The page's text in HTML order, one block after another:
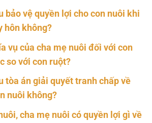
bảo vệ quyền lợi cho con nuôi khi
hôn không?
vụ của cha mẹ nuôi đối với con
so với con ruột?
tòa án giải quyết tranh chấp về
nuôi không?
cha mẹ nuôi có quyền lợi gì về